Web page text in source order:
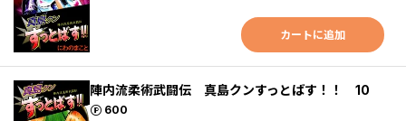
カートに追加
陣内流柔術武闘伝 真島クンすっとばす！！ 10
600
ポイント